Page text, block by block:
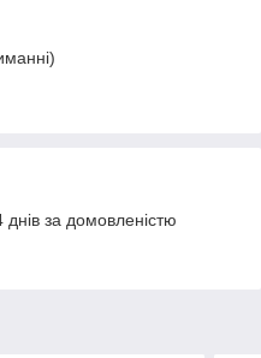
за домовленістю